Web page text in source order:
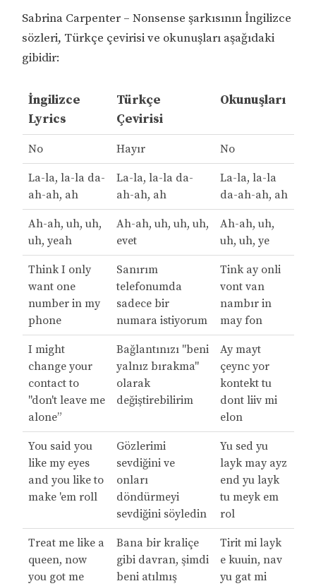
Sabrina Carpenter – Nonsense şarkısının İngilizce
sözleri, Türkçe çevirisi ve okunuşları aşağıdaki
gibidir:
İngilizce
Lyrics
Türkçe
Çevirisi
Okunuşları
No Hayır No
La-la, la-la da-
ah-ah, ah
La-la, la-la da-
ah-ah, ah
La-la, la-la
da-ah-ah, ah
Ah-ah, uh, uh,
uh, yeah
Ah-ah, uh, uh, uh,
evet
Ah-ah, uh,
uh, uh, ye
Think I only
want one
number in my
phone
Sanırım
telefonumda
sadece bir
numara istiyorum
Tink ay onli
vont van
nambır in
may fon
I might
change your
contact to
"don't leave me
alone”
Bağlantınızı "beni
yalnız bırakma"
olarak
değiştirebilirim
Ay mayt
çeync yor
kontekt tu
dont liiv mi
elon
You said you
like my eyes
and you like to
make 'em roll
Gözlerimi
sevdiğini ve
onları
döndürmeyi
sevdiğini söyledin
Yu sed yu
layk may ayz
end yu layk
tu meyk em
rol
Treat me like a
queen, now
you got me
Bana bir kraliçe
gibi davran, şimdi
beni atılmış
Tirit mi layk
e kuuin, nav
yu gat mi